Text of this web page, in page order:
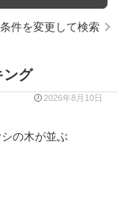
条件を変更して検索
ング
2026年8月10日
の木が並ぶ